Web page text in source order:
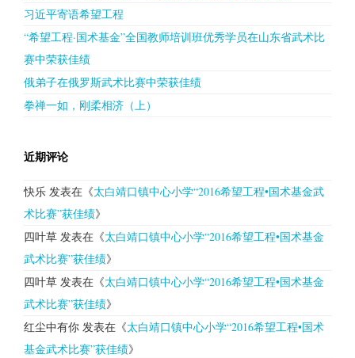
习近平寄语希望工程
“希望工程·国术基金”全国教师培训班优秀学员在山东省武术比
赛中荣获佳绩
俄弟子在俄罗斯武术比赛中荣获佳绩
拳禅一如，刚柔相济（上）
近期评论
快乐 发表在《太白靖口镇中心小学“2016希望工程•国术基金武
术比赛”获佳绩》
四叶草 发表在《太白靖口镇中心小学“2016希望工程•国术基金
武术比赛”获佳绩》
四叶草 发表在《太白靖口镇中心小学“2016希望工程•国术基金
武术比赛”获佳绩》
红尘中有你 发表在《太白靖口镇中心小学“2016希望工程•国术
基金武术比赛”获佳绩》